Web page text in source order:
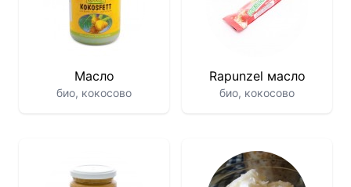
Масло
био, кокосово
Rapunzel масло
био, кокосово